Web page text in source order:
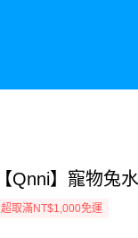
【Qnni】寵物兔
超取滿NT$1,000免運